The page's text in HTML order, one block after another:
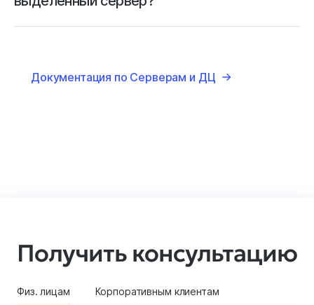
Документация по Серверам и ДЦ
Получить консультацию
Физ. лицам Корпоративным клиентам